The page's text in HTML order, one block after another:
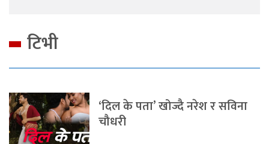
टिभी
‘दिल के पता’ खोज्दै नरेश र सविना
चौधरी